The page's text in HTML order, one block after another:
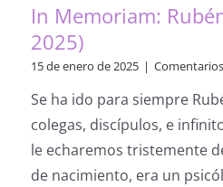
In Memoriam:
2025)
15 de enero de 2025 |
Se ha ido para siempre
colegas, discípulos, e
le echaremos tristemente
de nacimiento, era un